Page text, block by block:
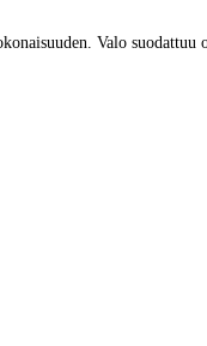
Valo suodattuu